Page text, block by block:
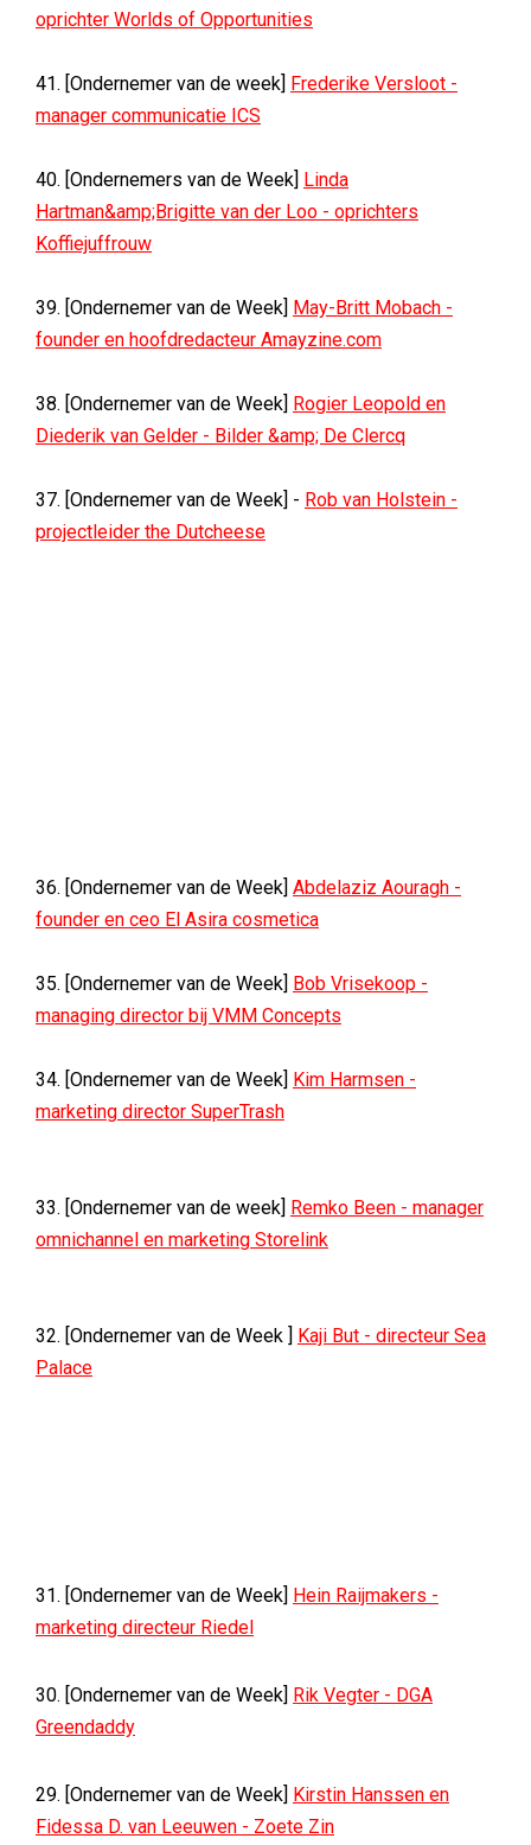
oprichter Worlds of Opportunities
41. [Ondernemer van de week] Frederike Versloot -
manager communicatie ICS
40. [Ondernemers van de Week] Linda
Hartman&amp;Brigitte van der Loo - oprichters
Koffiejuffrouw
39. [Ondernemer van de Week] May-Britt Mobach -
founder en hoofdredacteur Amayzine.com
38. [Ondernemer van de Week] Rogier Leopold en
Diederik van Gelder - Bilder &amp; De Clercq
37. [Ondernemer van de Week] - Rob van Holstein -
projectleider the Dutcheese
36. [Ondernemer van de Week] Abdelaziz Aouragh -
founder en ceo El Asira cosmetica
35. [Ondernemer van de Week] Bob Vrisekoop -
managing director bij VMM Concepts
34. [Ondernemer van de Week] Kim Harmsen -
marketing director SuperTrash
33. [Ondernemer van de week] Remko Been - manager
omnichannel en marketing Storelink
32. [Ondernemer van de Week ] Kaji But - directeur Sea
Palace
31. [Ondernemer van de Week] Hein Raijmakers -
marketing directeur Riedel
30. [Ondernemer van de Week] Rik Vegter - DGA
Greendaddy
29. [Ondernemer van de Week] Kirstin Hanssen en
Fidessa D. van Leeuwen - Zoete Zin